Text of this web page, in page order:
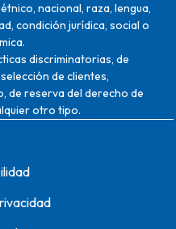
nacional, raza, lengua,
condición jurídica, social o
discriminatorias, de
de clientes,
de reserva del derecho de
otro tipo.